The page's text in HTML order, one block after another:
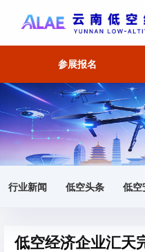
参展报名
行业新闻 低空头条 低空
首页 企业新闻 正文
低空经济企业汇天